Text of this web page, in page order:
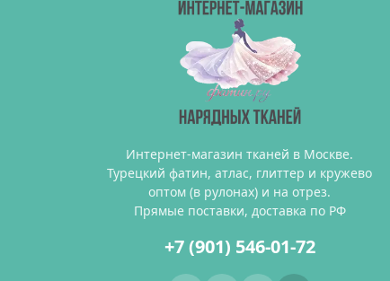
Интернет-магазин тканей в Москве.
Турецкий фатин, атлас, глиттер и кружево
оптом (в рулонах) и на отрез.
Прямые поставки, доставка по РФ
+7 (901) 546-01-72